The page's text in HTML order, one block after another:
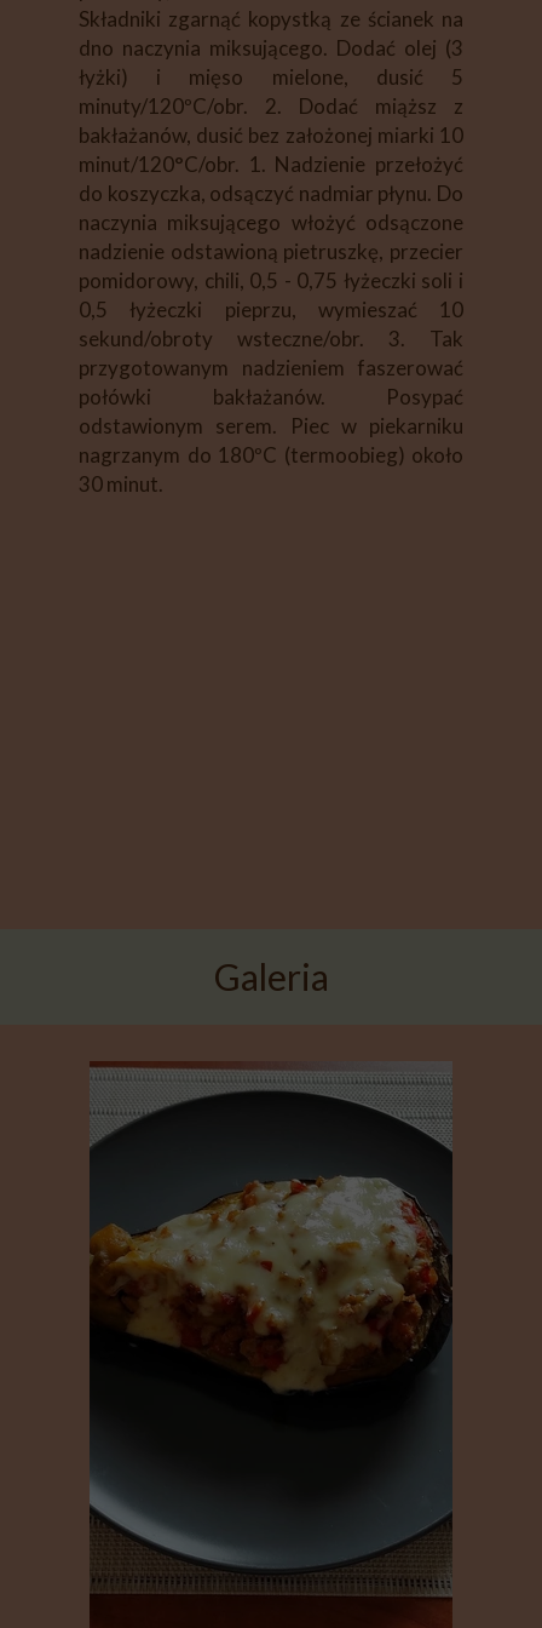
Składniki zgarnąć kopystką ze ścianek na
dno naczynia miksującego. Dodać olej (3
łyżki) i mięso mielone, dusić 5
minuty/120ºC/obr. 2. Dodać miąższ z
bakłażanów, dusić bez założonej miarki 10
minut/120°C/obr. 1. Nadzienie przełożyć
do koszyczka, odsączyć nadmiar płynu. Do
naczynia miksującego włożyć odsączone
nadzienie odstawioną pietruszkę, przecier
pomidorowy, chili, 0,5 - 0,75 łyżeczki soli i
0,5 łyżeczki pieprzu, wymieszać 10
sekund/obroty wsteczne/obr. 3. Tak
przygotowanym nadzieniem faszerować
połówki bakłażanów. Posypać
odstawionym serem. Piec w piekarniku
nagrzanym do 180ºC (termoobieg) około
30 minut.
Galeria